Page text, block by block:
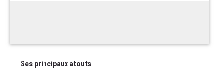
Ses principaux atouts